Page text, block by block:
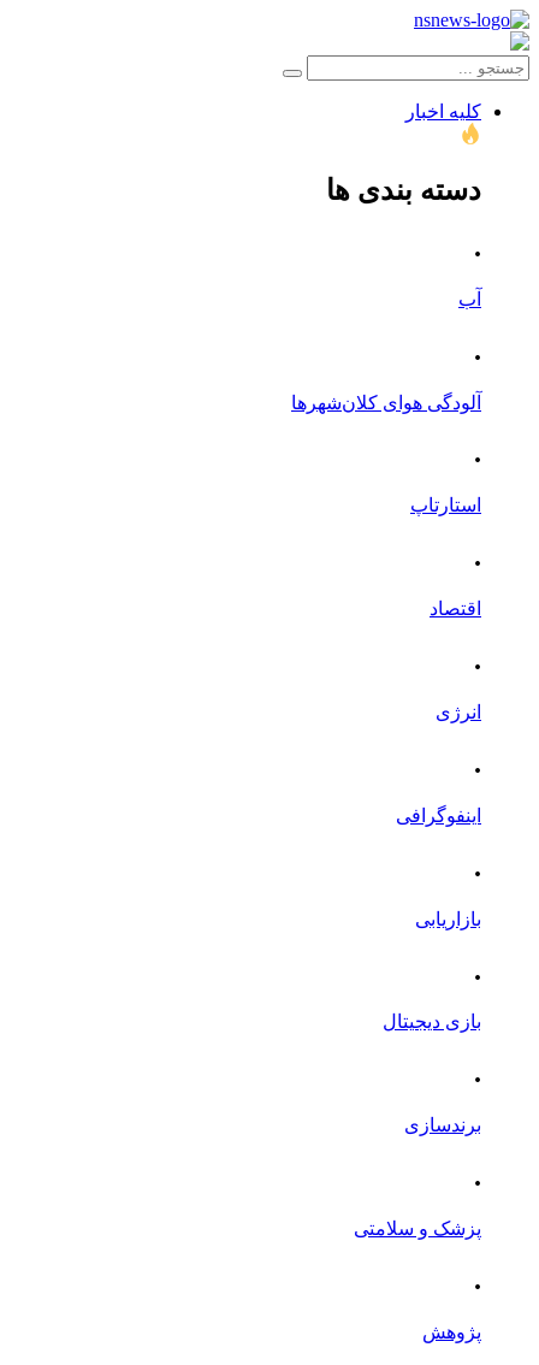
کلیه اخبار
دسته بندی ها
.
آب
.
آلودگی هوای کلان‌شهرها
.
استارتاپ
.
اقتصاد
.
انرژی
.
اینفوگرافی
.
بازاریابی
.
بازی دیجیتال
.
برندسازی
.
پزشک و سلامتی
.
پژوهش